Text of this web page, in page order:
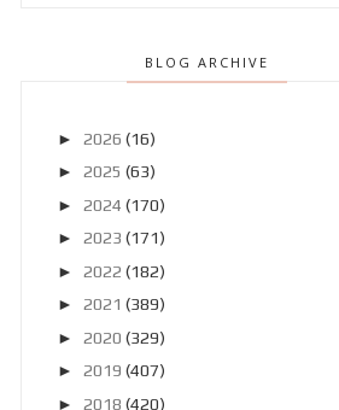
BLOG ARCHIVE
► 2026 (16)
► 2025 (63)
► 2024 (170)
► 2023 (171)
► 2022 (182)
► 2021 (389)
► 2020 (329)
► 2019 (407)
► 2018 (420)